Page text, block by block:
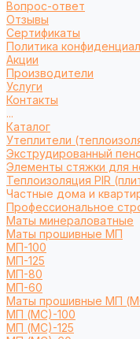
Вопрос-ответ
Отзывы
Сертификаты
Политика
Акции
Производители
Услуги
Контакты
...
Каталог
Утеплители
Экструдированный
Элементы стяжки для
Теплоизоляция PIR
Частные дома и
Профессиональное
Маты минераловатные
Маты прошивные МП
МП-100
МП-125
МП-80
МП-60
Маты прошивные МП
МП (МС)-100
МП (МС)-125